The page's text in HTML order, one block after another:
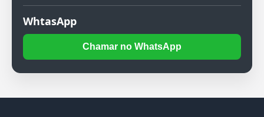
WhtasApp
Chamar no WhatsApp